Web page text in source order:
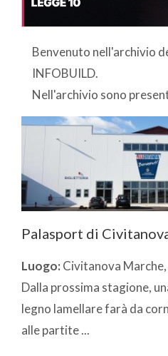
Benvenuto nell'archivio
INFOBUILD.
Nell'archivio sono
Palasport di
Luogo: Civitanova Marche,
Dalla prossima stagione,
legno lamellare farà da
alle partite ...